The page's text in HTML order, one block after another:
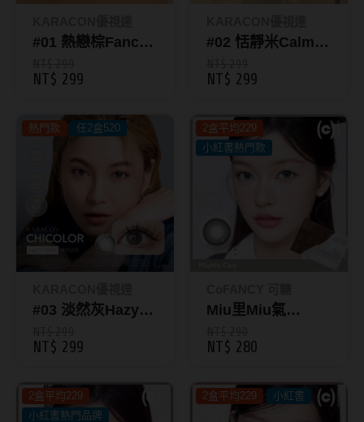
T-Garden FLANMY
T-Garden Loveil
T-Garden Chu's me
韓國隱眼品牌
CLB Color波斯霓彩
CalmeD'or曦迪
LENSME
藥水保養液
清潔專用
#01 熱戀棕Fancy
KARACON
彩色日拋10片裝
NT$ 299
#02 恬靜米Calm
KARACON
彩色日拋10片裝
NT$ 299
熱門款 任2盒520
#03 淡然灰Hazy
CHICOLOR 38%
NT$ 299
2盒平均229
小紅書熱門款
Miu里Miu氣
色日拋10片裝
NT$ 280
2盒平均229
小紅書熱門品牌
2盒平均229 小紅書